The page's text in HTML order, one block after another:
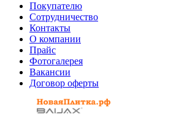
Покупателю
Сотрудничество
Контакты
О компании
Прайс
Фотогалерея
Вакансии
Договор оферты